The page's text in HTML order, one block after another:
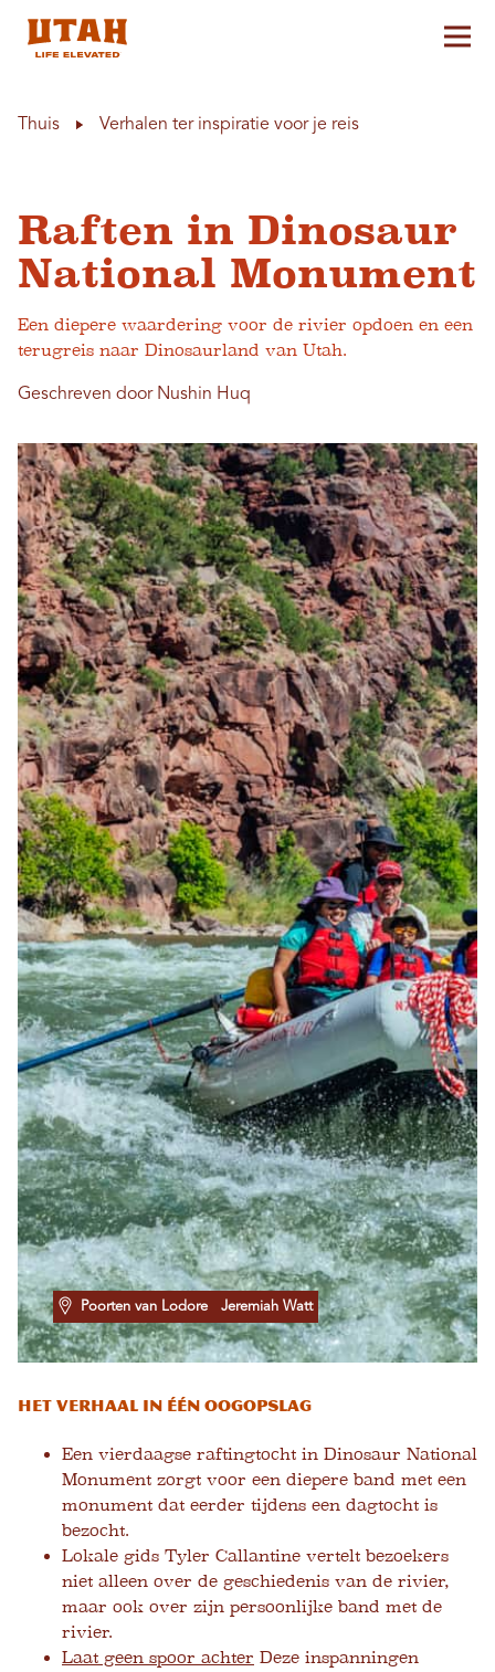
Thuis Verhalen ter inspiratie voor je reis
Raften in Dinosaur
National Monument
Een diepere waardering voor de rivier opdoen en een
terugreis naar Dinosaurland van Utah.
Geschreven door Nushin Huq
Poorten van Lodore Jeremiah Watt
Het verhaal in één oogopslag
Een vierdaagse raftingtocht in Dinosaur National
Monument zorgt voor een diepere band met een
monument dat eerder tijdens een dagtocht is
bezocht.
Lokale gids Tyler Callantine vertelt bezoekers
niet alleen over de geschiedenis van de rivier,
maar ook over zijn persoonlijke band met de
rivier.
Laat geen spoor achter Deze inspanningen